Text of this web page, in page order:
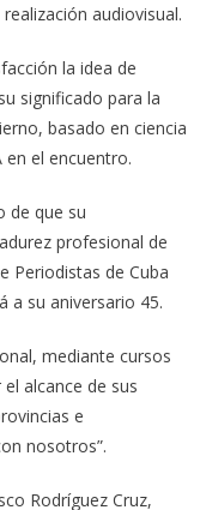
audiovisual.
la idea de
significado para la
basado en ciencia
en el encuentro.
de que su
profesional de
Periodistas de Cuba
a su aniversario 45.
mediante cursos
alcance de sus
e
nosotros”.
Rodríguez Cruz,